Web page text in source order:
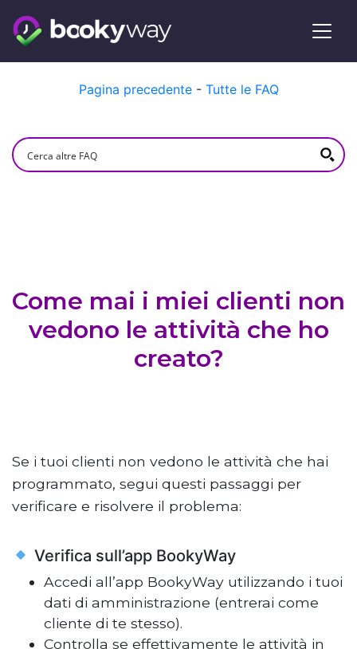
Pagina precedente- Tutte le FAQ
Come mai i miei clienti non
vedono le attività che ho
creato?
Se i tuoi clienti non vedono le attività che hai
programmato, segui questi passaggi per
verificare e risolvere il problema:
Verifica sull’app BookyWay
Accedi all’app BookyWay utilizzando i tuoi
dati di amministrazione (entrerai come
cliente di te stesso).
Controlla se effettivamente le attività in